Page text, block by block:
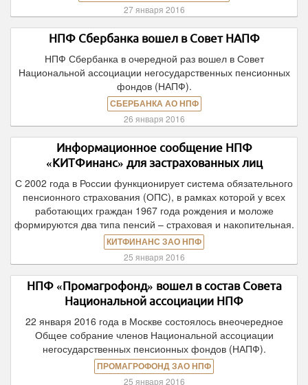
27 января 2016
НПФ Сбербанка вошел в Совет НАПФ
НПФ Сбербанка в очередной раз вошел в Совет
Национальной ассоциации негосударственных пенсионных
фондов (НАПФ).
СБЕРБАНКА АО НПФ
26 января 2016
Информационное сообщение НПФ
«КИТФинанс» для застрахованных лиц
С 2002 года в России функционирует система обязательного
пенсионного страхования (ОПС), в рамках которой у всех
работающих граждан 1967 года рождения и моложе
формируются два типа пенсий – страховая и накопительная.
КИТФИНАНС ЗАО НПФ
25 января 2016
НПФ «Промагрофонд» вошел в состав Совета
Национальной ассоциации НПФ
22 января 2016 года в Москве состоялось внеочередное
Общее собрание членов Национальной ассоциации
негосударственных пенсионных фондов (НАПФ).
ПРОМАГРОФОНД ЗАО НПФ
25 января 2016